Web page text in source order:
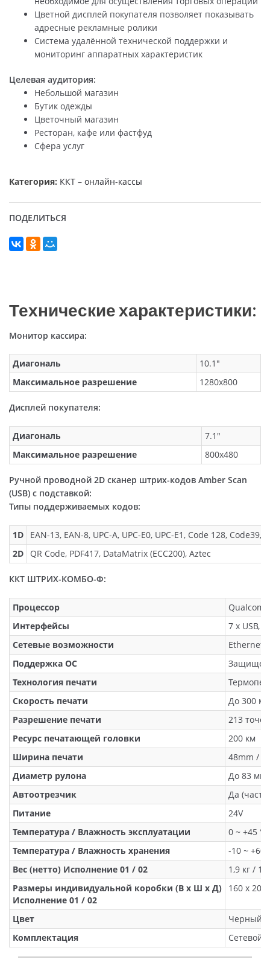
Цветной дисплей покупателя позволяет показывать
адресные рекламные ролики
Система удалённой технической поддержки и
мониторинг аппаратных характеристик
Целевая аудитория:
Небольшой магазин
Бутик одежды
Цветочный магазин
Ресторан, кафе или фастфуд
Сфера услуг
Категория: ККТ – онлайн-кассы
ПОДЕЛИТЬСЯ
Технические характеристики:
Монитор кассира:
Диагональ
10.1″
Максимальное разрешение
1280х800
Дисплей покупателя:
Диагональ
7.1″
Максимальное разрешение
800х480
Ручной проводной 2D сканер штрих-кодов Amber Scan
(USB) с подставкой:
Типы поддерживаемых кодов:
1D
EAN-13, EAN-8, UPC-A, UPC-E0, UPC-E1, Code 128,
2D
QR Code, PDF417, DataMatrix (ECC200), Aztec
ККТ ШТРИХ-КОМБО-Ф:
Процессор
Интерфейсы
7 х USB,
Сетевые возможности
Ethernet
Поддержка ОС
Технология печати
Скорость печати
До 300
Разрешение печати
213
Ресурс печатающей головки
200 км
Ширина печати
48mm /
Диаметр рулона
До 83 мм
Автоотрезчик
Да
Питание
24V
Температура / Влажность эксплуатации
0 ~ +45
Температура / Влажность хранения
-10 ~ +60
Вес (нетто) Исполнение 01 / 02
1,9 кг /
Размеры индивидуальной коробки (В х Ш х Д)
Исполнение 01 / 02
160 х
Цвет
Черный
Комплектация
Сетевой